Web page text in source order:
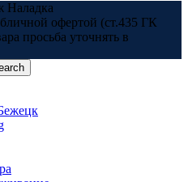
Наладка
офертой (ст.435 ГК
просьба уточнять в